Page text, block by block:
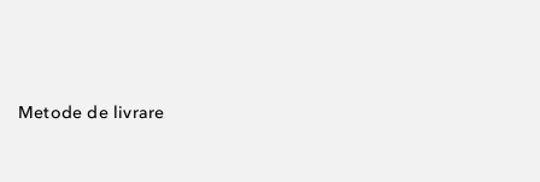
Metode de livrare